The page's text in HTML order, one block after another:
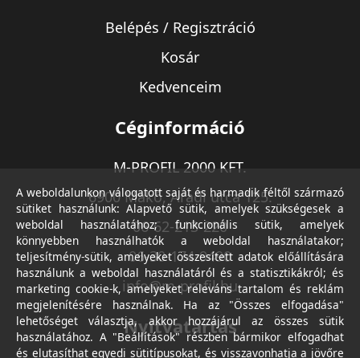
Belépés / Regisztráció
Kosár
Kedvenceim
Céginformáció
M-PROFIL 2000 KFT.
6900 Makó, Aradi utca 125.
06-62-213-220
06-30-174-9490
info@m-profil.hu
Nyitvatartás
A weboldalunkon válogatott saját és harmadik féltől származó
sütiket használunk: Alapvető sütik, amelyek szükségesek a
weboldal használatához; funkcionális sütik, amelyek
könnyebben használhatók a weboldal használatakor;
teljesítmény-sütik, amelyeket összesített adatok előállítására
használunk a weboldal használatáról és a statisztikákról; és
marketing cookie-k, amelyeket releváns tartalom és reklám
megjelenítésére használnak. Ha az "Összes elfogadása"
lehetőséget választja, akkor hozzájárul az összes sütik
használatához. A "Beállítások" részben bármikor elfogadhat
és elutasíthat egyedi sütitípusokat, és visszavonhatja a jövőre